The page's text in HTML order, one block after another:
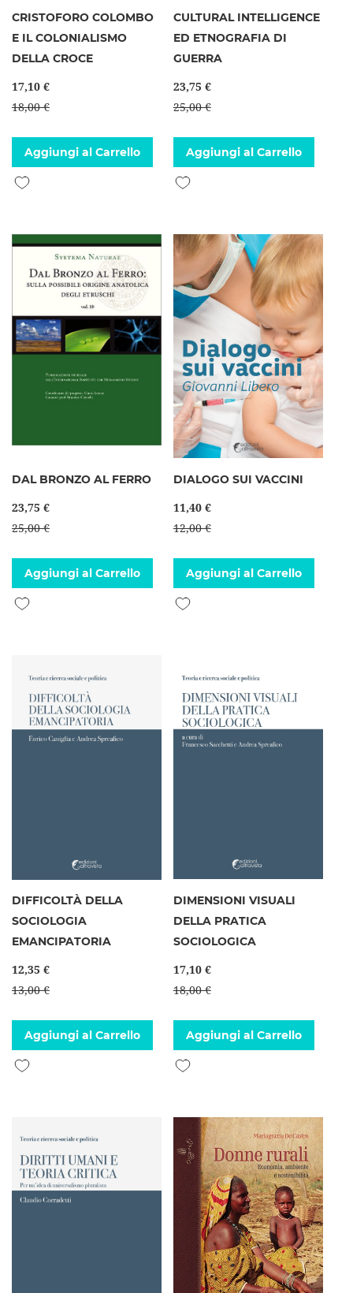
CRISTOFORO COLOMBO
E IL COLONIALISMO
DELLA CROCE
17,10 €
18,00 €
Aggiungi al Carrello
Aggiungi alla lista desideri
CULTURAL INTELLIGENCE
ED ETNOGRAFIA DI
GUERRA
23,75 €
25,00 €
Aggiungi al Carrello
Aggiungi alla lista desideri
DAL BRONZO AL FERRO
23,75 €
25,00 €
Aggiungi al Carrello
Aggiungi alla lista desideri
DIALOGO SUI VACCINI
11,40 €
12,00 €
Aggiungi al Carrello
Aggiungi alla lista desideri
DIFFICOLTÀ DELLA
SOCIOLOGIA
EMANCIPATORIA
12,35 €
13,00 €
Aggiungi al Carrello
Aggiungi alla lista desideri
DIMENSIONI VISUALI
DELLA PRATICA
SOCIOLOGICA
17,10 €
18,00 €
Aggiungi al Carrello
Aggiungi alla lista desideri